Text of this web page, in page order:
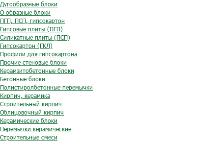
Дугообразные блоки
O-образные блоки
ПГП, ПСП, гипсокартон
Гипсовые плиты (ПГП)
Силикатные плиты (ПСП)
Гипсокартон (ГКЛ)
Профили для гипсокартона
Прочие стеновые блоки
Керамзитобетонные блоки
Бетонные блоки
Полистиролбетонные перемычки
Кирпич, керамика
Строительный кирпич
Облицовочный кирпич
Керамические блоки
Перемычки керамические
Строительные смеси